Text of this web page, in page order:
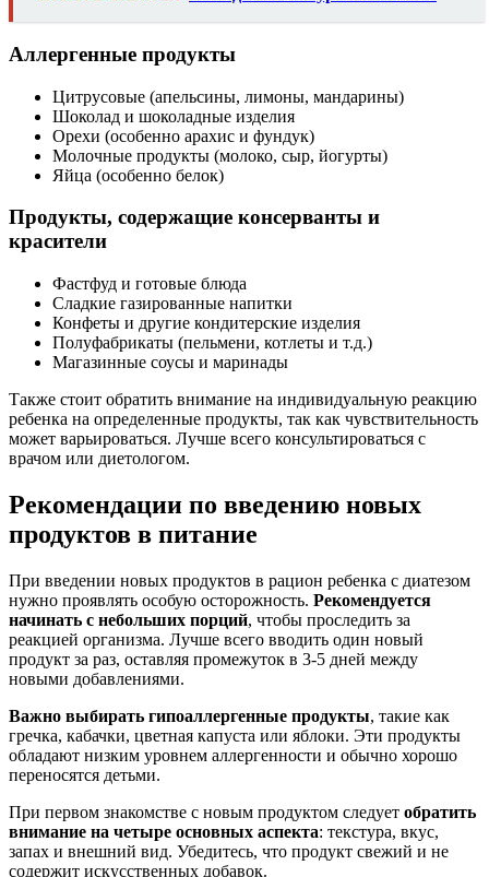
Аллергенные продукты
Цитрусовые (апельсины, лимоны, мандарины)
Шоколад и шоколадные изделия
Орехи (особенно арахис и фундук)
Молочные продукты (молоко, сыр, йогурты)
Яйца (особенно белок)
Продукты, содержащие консерванты и
красители
Фастфуд и готовые блюда
Сладкие газированные напитки
Конфеты и другие кондитерские изделия
Полуфабрикаты (пельмени, котлеты и т.д.)
Магазинные соусы и маринады
Также стоит обратить внимание на индивидуальную реакцию
ребенка на определенные продукты, так как чувствительность
может варьироваться. Лучше всего консультироваться с
врачом или диетологом.
Рекомендации по введению новых
продуктов в питание
При введении новых продуктов в рацион ребенка с диатезом
нужно проявлять особую осторожность. Рекомендуется
начинать с небольших порций, чтобы проследить за
реакцией организма. Лучше всего вводить один новый
продукт за раз, оставляя промежуток в 3-5 дней между
новыми добавлениями.
Важно выбирать гипоаллергенные продукты, такие как
гречка, кабачки, цветная капуста или яблоки. Эти продукты
обладают низким уровнем аллергенности и обычно хорошо
переносятся детьми.
При первом знакомстве с новым продуктом следует обратить
внимание на четыре основных аспекта: текстура, вкус,
запах и внешний вид. Убедитесь, что продукт свежий и не
содержит искусственных добавок.